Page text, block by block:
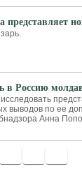
представляет
в Россию
выводов по ее
Анна